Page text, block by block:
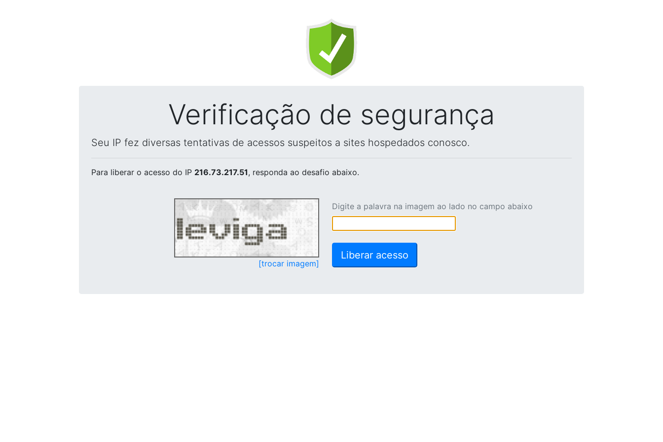
Verificação de segurança
Seu IP fez diversas tentativas de acessos suspeitos a sites hospedados conosco.
Para liberar o acesso do IP 216.73.217.51, responda ao desafio abaixo.
[trocar imagem]
Digite a palavra na imagem ao lado no campo abaixo